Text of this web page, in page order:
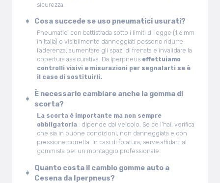
sicurezza.
Cosa succede se uso pneumatici usurati?
Pneumatici con battistrada sotto i limiti di legge (1,6 mm
in Italia) o visibilmente danneggiati possono ridurre
l’aderenza, aumentare gli spazi di frenata e invalidare la
copertura assicurativa. Da Iperpneus effettuiamo
controlli visivi e misurazioni per segnalarti se è
il caso di sostituirli.
È necessario cambiare anche la gomma di
scorta?
La scorta è importante ma non sempre
obbligatoria : dipende dal veicolo. Se ce l’hai, verifica
che sia in buone condizioni, non danneggiata e con
pressione corretta. In casi di foratura, serve affidarti al
gommista per un montaggio professionale.
Quanto costa il cambio gomme auto a
Cesena da Iperpneus?